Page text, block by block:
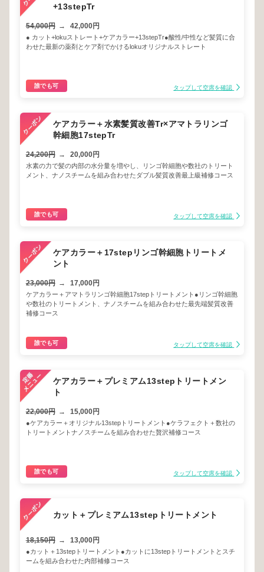
+13stepTr
54,000円 → 42,000円
● カット+lokuストレート+ケアカラー+13stepTr●酸性/中性など髪質に合
わせた最新の薬剤とケア剤でかけるlokuオリジナルストレート
誰でも可 タップして空席を確認
ケアカラー＋水素髪質改善Tr×アマトラリンゴ
幹細胞17stepTr
24,200円 → 20,000円
水素の力で髪の内部の水分量を増やし、リンゴ幹細胞や数社のトリート
メント、ナノスチームを組み合わせたダブル髪質改善最上級補修コース
誰でも可 タップして空席を確認
ケアカラー＋17stepリンゴ幹細胞トリートメ
ント
23,000円 → 17,000円
ケアカラー＋アマトラリンゴ幹細胞17stepトリートメント●リンゴ幹細胞
や数社のトリートメント、ナノスチームを組み合わせた最先端髪質改善
補修コース
誰でも可 タップして空席を確認
ケアカラー＋プレミアム13stepトリートメン
ト
22,000円 → 15,000円
●ケアカラー＋オリジナル13stepトリートメント●ケラフェクト＋数社の
トリートメントナノスチームを組み合わせた贅沢補修コース
誰でも可 タップして空席を確認
カット＋プレミアム13stepトリートメント
18,150円 → 13,000円
●カット＋13stepトリートメント●カットに13stepトリートメントとスチ
ームを組み合わせた内部補修コース